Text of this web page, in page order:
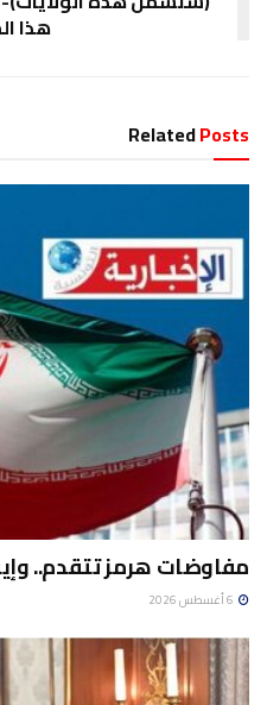
هذا
RelatedPosts
مفاوضات هرمز تتقدم..